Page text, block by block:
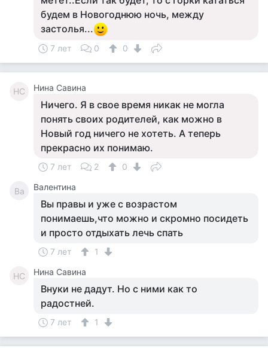
будем в Новогоднюю ночь, между
застолья...
7 лет 0 0
НС Нина Савина
Ничего. Я в свое время никак не могла
понять своих родителей, как можно в
Новый год ничего не хотеть. А теперь
прекрасно их понимаю.
7 лет 2 0
Ва Валентина
Вы правы и уже с возрастом
понимаешь,что можно и скромно посидеть
и просто отдыхать лечь спать
7 лет 1
НС Нина Савина
Внуки не дадут. Но с ними как то
радостней.
7 лет 1